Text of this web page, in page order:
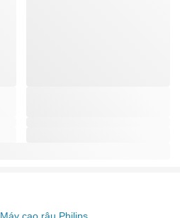
Máy cạo râu Philips